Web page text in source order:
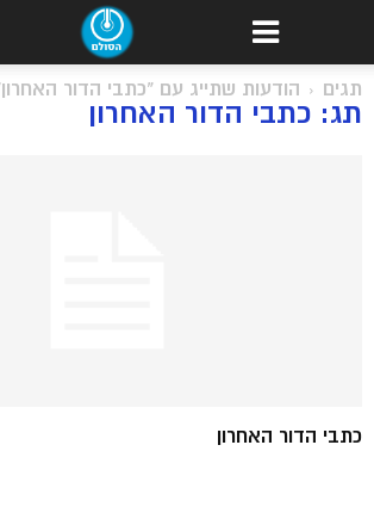
תגים הודעות שתייג עם "כתבי הדור
תג: כתבי הדור האחרון
כתבי הדור האחרון